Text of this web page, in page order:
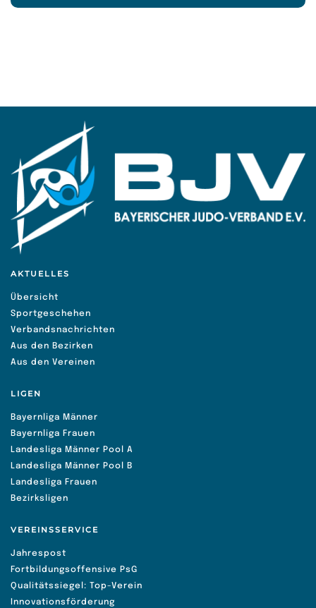
AKTUELLES
Übersicht
Sportgeschehen
Verbandsnachrichten
Aus den Bezirken
Aus den Vereinen
LIGEN
Bayernliga Männer
Bayernliga Frauen
Landesliga Männer Pool A
Landesliga Männer Pool B
Landesliga Frauen
Bezirksligen
VEREINSSERVICE
Jahrespost
Fortbildungsoffensive PsG
Qualitätssiegel: Top-Verein
Innovationsförderung